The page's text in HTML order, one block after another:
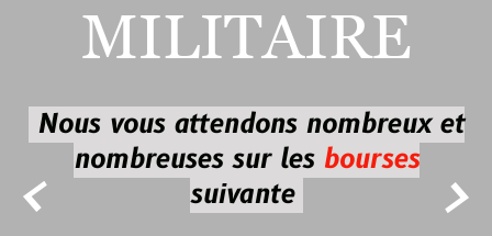
 
MILITAIRE
Nous vous attendons nombreux et
nombreuses sur les bourses
suivante